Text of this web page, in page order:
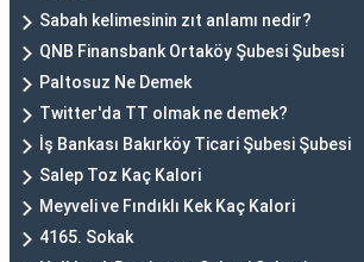
Sabah kelimesinin zıt anlamı nedir?
QNB Finansbank Ortaköy Şubesi Şubesi
Paltosuz Ne Demek
Twitter'da TT olmak ne demek?
İş Bankası Bakırköy Ticari Şubesi Şubesi
Salep Toz Kaç Kalori
Meyveli ve Fındıklı Kek Kaç Kalori
4165. Sokak